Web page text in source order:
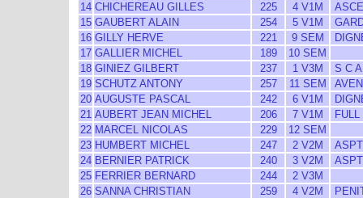
14 CHICHEREAU GILLES 225 4 V1M
15 GAUBERT ALAIN 254 5 V1M
16 GILLY HERVE 221 9 SEM
17 GALLIER MICHEL 189
10 SEM
18 GINIEZ GILBERT 237 1 V3M
S C
19 SCHUTZ ANTONY 257 11 SEM
20 AUGUSTE PASCAL 242 6 V1M
21 AUBERT JEAN MICHEL 206 7 V1M
22 MARCEL NICOLAS 229
12 SEM
23 HUMBERT MICHEL 247 2 V2M
24 BERNIER PATRICK 240 3 V2M
25 FERRIER BERNARD 244
2 V3M
26 SANNA CHRISTIAN 259 4 V2M